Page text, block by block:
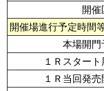
開催
開催場進行予定時間
本場開門
１Ｒスター
１Ｒ当回発